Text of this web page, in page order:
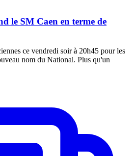
le SM Caen en terme de
ce vendredi soir à 20h45 pour les
nom du National. Plus qu'un